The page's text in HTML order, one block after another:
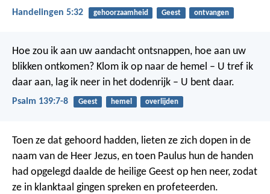
Handelingen 5:32 gehoorzaamheid Geest ontvangen
Hoe zou ik aan uw aandacht ontsnappen, hoe aan uw
blikken ontkomen? Klom ik op naar de hemel – U tref ik
daar aan, lag ik neer in het dodenrijk – U bent daar.
Psalm 139:7-8 Geest hemel overlijden
Toen ze dat gehoord hadden, lieten ze zich dopen in de
naam van de Heer Jezus, en toen Paulus hun de handen
had opgelegd daalde de heilige Geest op hen neer, zodat
ze in klanktaal gingen spreken en profeteerden.